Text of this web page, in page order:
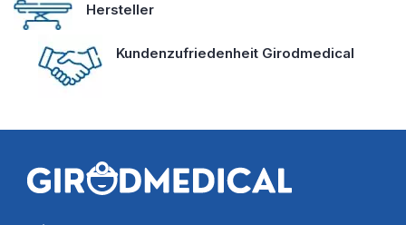
Hersteller
Kundenzufriedenheit Girodmedical